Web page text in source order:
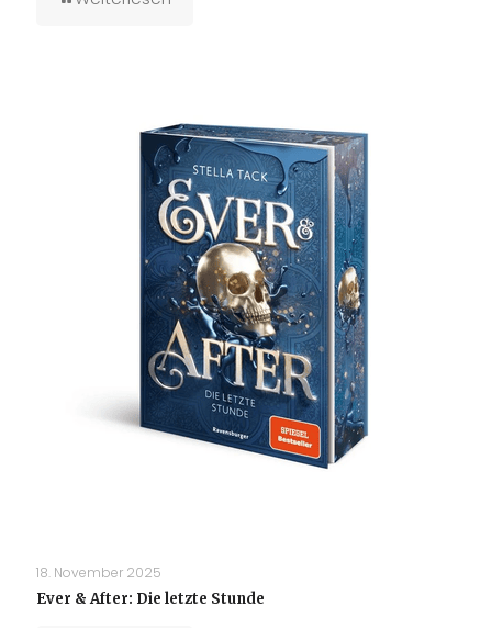
18. November 2025
Ever & After: Die letzte Stunde